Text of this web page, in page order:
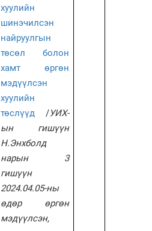
хуулийн
шинэчилсэн
найруулгын
төсөл болон
хамт өргөн
мэдүүлсэн
хуулийн
төслүүд
/УИХ-
ын гишүүн
Н.Энхболд
нарын 3
гишүүн
2024.04.05-ны
өдөр өргөн
мэдүүлсэн,